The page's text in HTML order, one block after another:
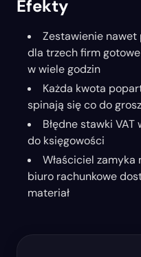
Efekty
Zestawienie
dla trzech firm
w wiele godzin
Każda kwota
spinają się co do
Błędne stawki
do księgowości
Właściciel
biuro rachunkowe
materiał